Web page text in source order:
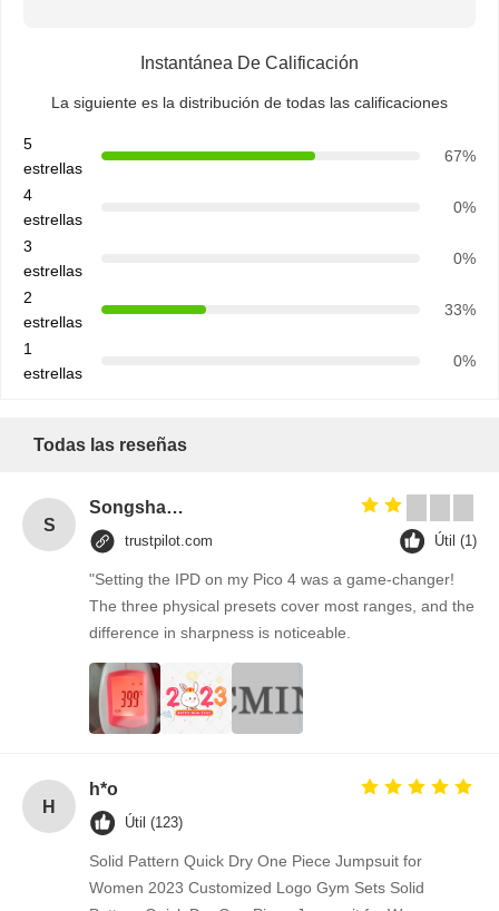
Instantánea De Calificación
La siguiente es la distribución de todas las calificaciones
5
estrellas
67%
4
estrellas
0%
3
estrellas
0%
2
estrellas
33%
1
estrellas
0%
Todas las reseñas
S
Songshang
trustpilot.com Útil (1)
"Setting the IPD on my Pico 4 was a game-changer!
The three physical presets cover most ranges, and the
difference in sharpness is noticeable.
H
h*o
Útil (123)
Solid Pattern Quick Dry One Piece Jumpsuit for
Women 2023 Customized Logo Gym Sets Solid